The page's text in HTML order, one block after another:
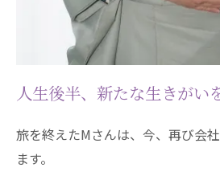
人生後半、新たな生きがい
旅を終えたMさんは、今、再び会
ます。